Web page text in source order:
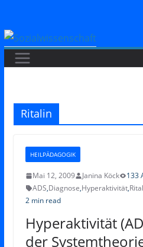
Inhalt
springen
Ritalin
HEILPÄDAGOGIK
Mai 12, 2009 Janina Köck 133
ADS,Diagnose,Hyperaktivität,
2 min read
Hyperaktivität
der